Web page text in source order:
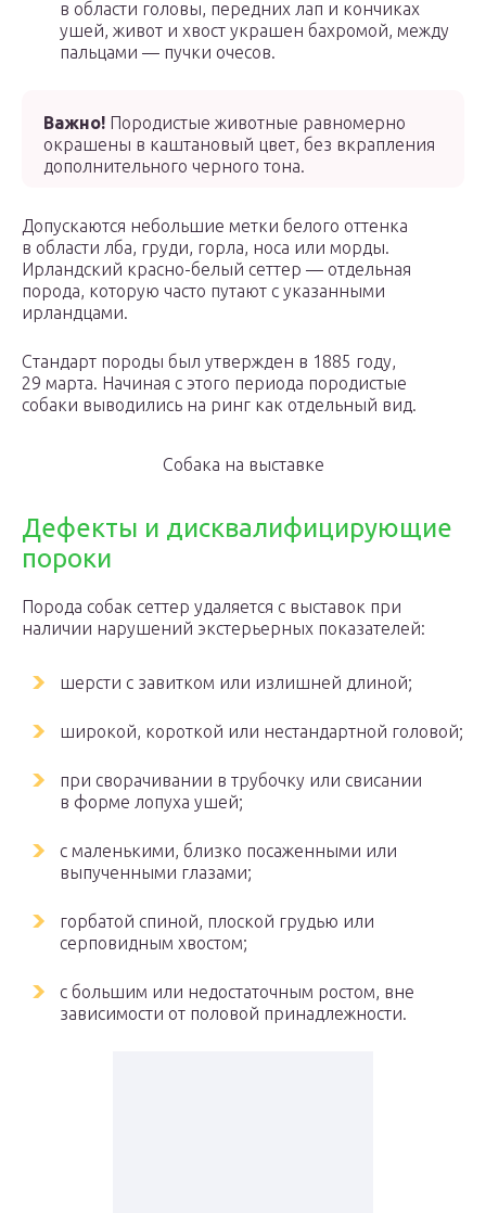
в области головы, передних лап и кончиках
ушей, живот и хвост украшен бахромой, между
пальцами — пучки очесов.
Важно! Породистые животные равномерно
окрашены в каштановый цвет, без вкрапления
дополнительного черного тона.
Допускаются небольшие метки белого оттенка
в области лба, груди, горла, носа или морды.
Ирландский красно-белый сеттер — отдельная
порода, которую часто путают с указанными
ирландцами.
Стандарт породы был утвержден в 1885 году,
29 марта. Начиная с этого периода породистые
собаки выводились на ринг как отдельный вид.
Собака на выставке
Дефекты и дисквалифицирующие
пороки
Порода собак сеттер удаляется с выставок при
наличии нарушений экстерьерных показателей:
шерсти с завитком или излишней длиной;
широкой, короткой или нестандартной головой;
при сворачивании в трубочку или свисании
в форме лопуха ушей;
с маленькими, близко посаженными или
выпученными глазами;
горбатой спиной, плоской грудью или
серповидным хвостом;
с большим или недостаточным ростом, вне
зависимости от половой принадлежности.